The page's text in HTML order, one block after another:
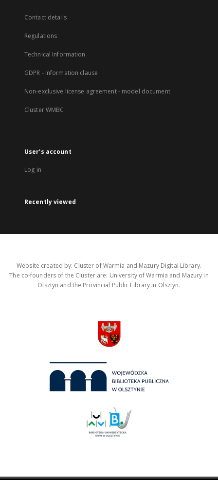
Contact details
Regulations
Technical Information
GDPR - Information clause
Non-exclusive license agreement - model document
Cluster WMBC
User's account
Log in
Recently viewed
Website created by: Cluster of Warmia and Mazury Digital Library.
The co-founders of the Cluster are: University of Warmia and Mazury in
Olsztyn and the Provincial Public Library in Olsztyn.